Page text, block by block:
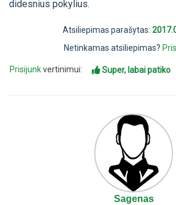
didesnius pokylius.
Atsiliepimas parašytas:
Netinkamas atsiliepimas?
Prisijunkvertinimui: Super, labai patiko
Sagenas